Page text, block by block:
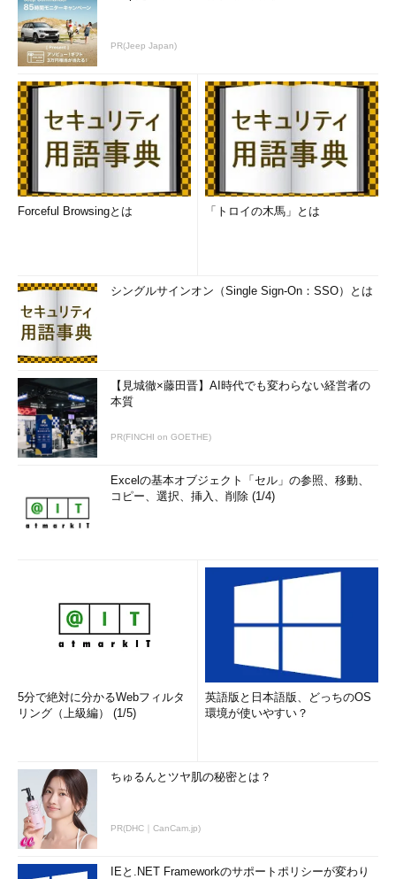
PR(Jeep Japan)
Forceful Browsingとは 「トロイの木馬」とは
シングルサインオン（Single Sign-On：SSO）とは
【見城徹×藤田晋】AI時代でも変わらない経営者の
本質
PR(FINCHI on GOETHE)
Excelの基本オブジェクト「セル」の参照、移動、
コピー、選択、挿入、削除 (1/4)
5分で絶対に分かるWebフィルタ
リング（上級編） (1/5)
英語版と日本語版、どっちのOS
環境が使いやすい？
ちゅるんとツヤ肌の秘密とは？
PR(DHC｜CanCam.jp)
IEと.NET Frameworkのサポートポリシーが変わり